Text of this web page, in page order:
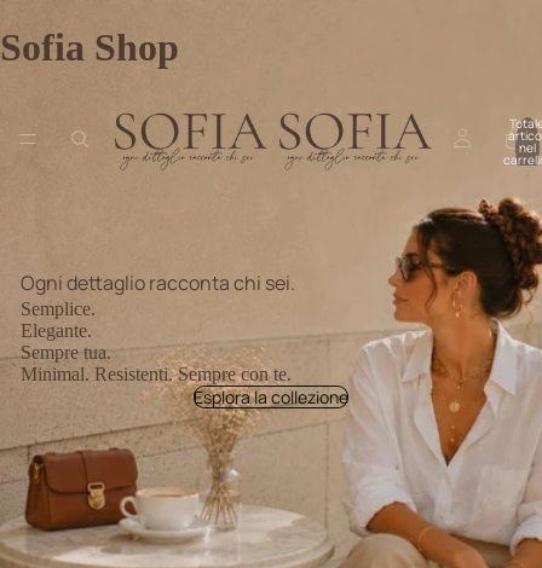
Sofia Shop
nel
Ogni dettaglio racconta chi sei.
Semplice.
Elegante.
Sempre tua.
Minimal. Resistenti. Sempre con te.
Esplora la collezione